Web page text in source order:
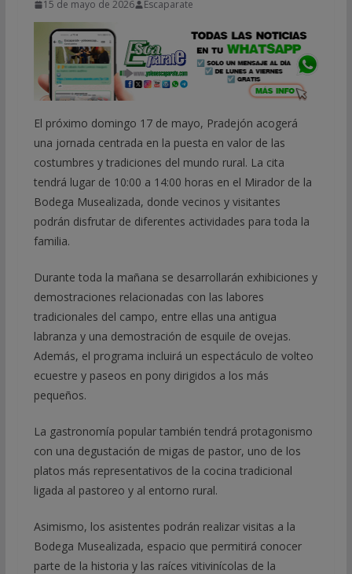
15 de mayo de 2026 Escaparate
El próximo domingo 17 de mayo, Pradejón acogerá
una jornada centrada en la puesta en valor de las
costumbres y tradiciones del mundo rural. La cita
tendrá lugar de 10:00 a 14:00 horas en el Mirador de la
Bodega Musealizada, donde vecinos y visitantes
podrán disfrutar de diferentes actividades para toda la
familia.
Durante toda la mañana se desarrollarán exhibiciones y
demostraciones relacionadas con las labores
tradicionales del campo, entre ellas una antigua
labranza y una demostración de esquile de ovejas.
Además, el programa incluirá un espectáculo de volteo
ecuestre y paseos en pony dirigidos a los más
pequeños.
La gastronomía popular también tendrá protagonismo
con una degustación de migas de pastor, uno de los
platos más representativos de la cocina tradicional
ligada al pastoreo y al entorno rural.
Asimismo, los asistentes podrán realizar visitas a la
Bodega Musealizada, espacio que permitirá conocer
parte de la historia y las raíces vitivinícolas de la